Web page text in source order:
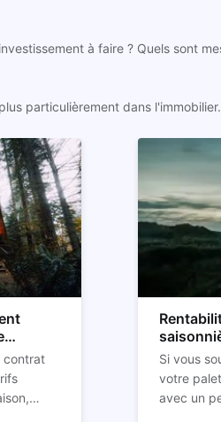
à faire ? Quels sont
particulièrement dans l'immobilier.
contrat
Si vous
votre
avec un